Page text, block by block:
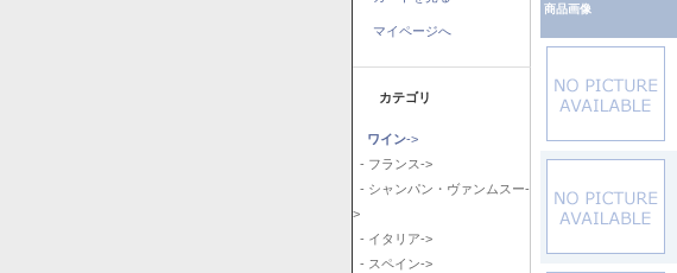
マイページへ
カテゴリ
ワイン->
- フランス->
- シャンパン・ヴァンムスー-
>
- イタリア->
- スペイン->
商品画像